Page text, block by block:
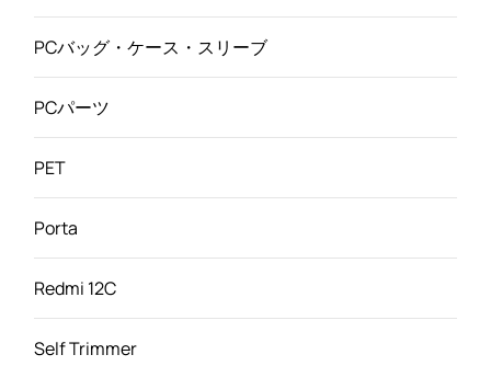
PCバッグ・ケース・スリーブ
PCパーツ
PET
Porta
Redmi 12C
Self Trimmer